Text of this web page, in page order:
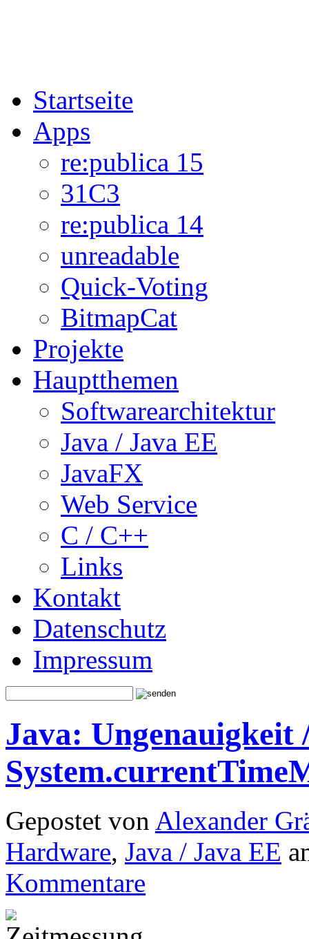
Startseite
Apps
re:publica 15
31C3
re:publica 14
unreadable
Quick-Voting
BitmapCat
Projekte
Hauptthemen
Softwarearchitektur
Java / Java EE
JavaFX
Web Service
C / C++
Links
Kontakt
Datenschutz
Impressum
Java: Ungenauigkeit
Gepostet von Alexander
Hardware, Java / Java EE
Kommentare